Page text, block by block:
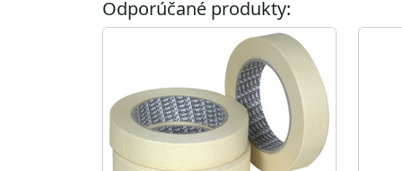
48 mesiacov v orig. uzavretých obaloch
Odporúčané produkty: